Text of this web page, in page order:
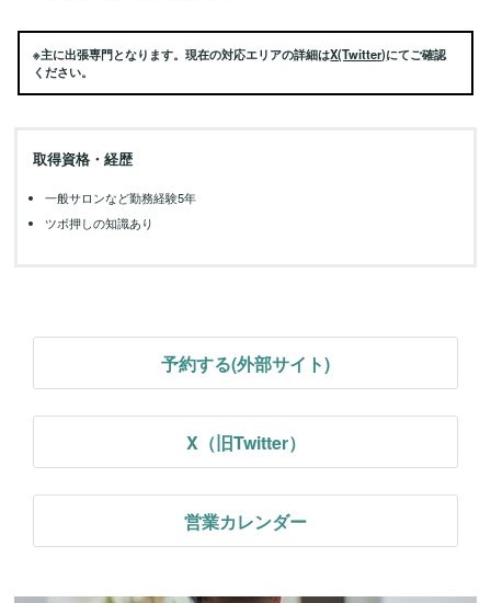
※主に出張専門となります。現在の対応エリアの詳細はX(Twitter)にてご確認
ください。
取得資格・経歴
一般サロンなど勤務経験5年
ツボ押しの知識あり
予約する(外部サイト)
X（旧Twitter）
営業カレンダー